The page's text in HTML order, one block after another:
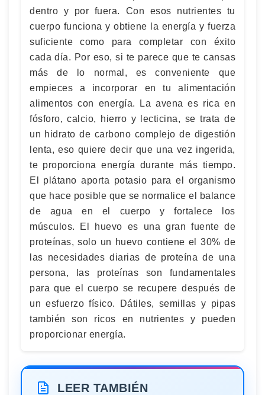
dentro y por fuera. Con esos nutrientes tu
cuerpo funciona y obtiene la energía y fuerza
suficiente como para completar con éxito
cada día. Por eso, si te parece que te cansas
más de lo normal, es conveniente que
empieces a incorporar en tu alimentación
alimentos con energía. La avena es rica en
fósforo, calcio, hierro y lecticina, se trata de
un hidrato de carbono complejo de digestión
lenta, eso quiere decir que una vez ingerida,
te proporciona energía durante más tiempo.
El plátano aporta potasio para el organismo
que hace posible que se normalice el balance
de agua en el cuerpo y fortalece los
músculos. El huevo es una gran fuente de
proteínas, solo un huevo contiene el 30% de
las necesidades diarias de proteína de una
persona, las proteínas son fundamentales
para que el cuerpo se recupere después de
un esfuerzo físico. Dátiles, semillas y pipas
también son ricos en nutrientes y pueden
proporcionar energía.
LEER TAMBIÉN